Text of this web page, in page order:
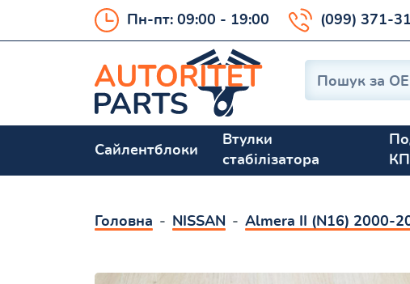
Пн-пт: 09:00 - 19:00 (099) 371-
Сайлентблоки
Втулки
стабілізатора
Головна NISSAN Almera II (N16) 2000-